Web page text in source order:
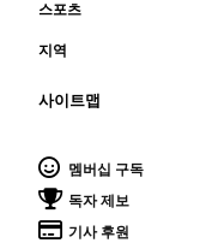
스포츠
지역
사이트맵
멤버십 구독
독자 제보
기사 후원